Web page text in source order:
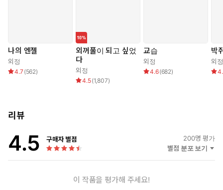
나의 엔젤
외정
4.7 (562)
외꺼풀이 되고 싶었
다
외정
4.5(1,807)
교습
외정
4.6(682)
박
외정
리뷰
4.5 구매자 별점 200명 평가
별점 분포 보기
이 작품을 평가해 주세요!